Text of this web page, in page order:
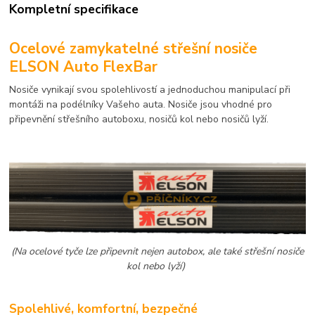
Kompletní specifikace
Ocelové zamykatelné střešní nosiče
ELSON Auto FlexBar
Nosiče vynikají svou spolehlivostí a jednoduchou manipulací při
montáži na podélníky Vašeho auta. Nosiče jsou vhodné pro
připevnění střešního autoboxu, nosičů kol nebo nosičů lyží.
(Na ocelové tyče lze připevnit nejen autobox, ale také střešní nosiče
kol nebo lyží)
Spolehlivé, komfortní, bezpečné